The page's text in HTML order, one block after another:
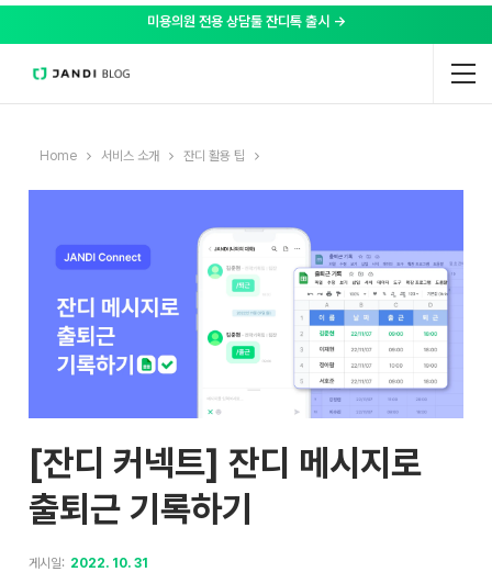
미용의원 전용 상담툴 잔디톡 출시 →
Home 서비스 소개 잔디 활용 팁
[잔디 커넥트] 잔디 메시지로
출퇴근 기록하기
게시일: 2022. 10. 31